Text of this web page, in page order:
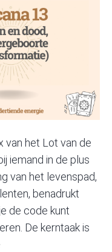
van het Lot van de
iemand in de plus
van het levenspad,
benadrukt
de code kunt
De kerntaak is